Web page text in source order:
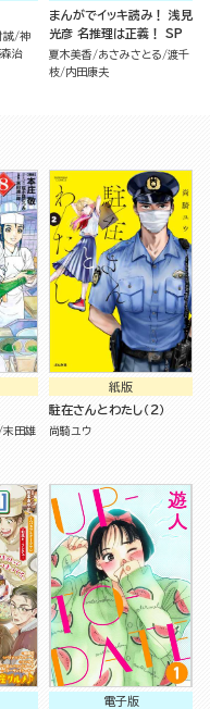
誠 神
治
まんがでイッキ読み！ 浅見
光彦 名推理は正義！ SP
夏木美香 あさみさとる 渡千
枝 内田康夫
末田雄
紙版
駐在さんとわたし（２）
尚騎ユウ
電子版